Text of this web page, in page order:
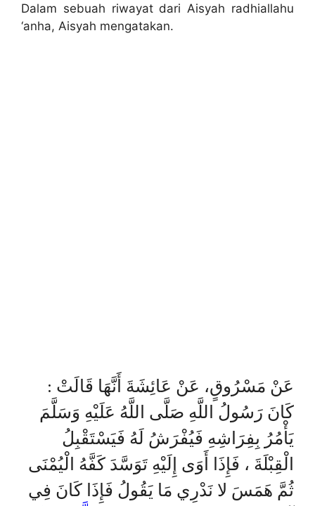
Dalam sebuah riwayat dari Aisyah radhiallahu
‘anha, Aisyah mengatakan.
عَنْ مَسْرُوقٍ، عَنْ عَائِشَةَ أَنَّهَا قَالَتْ :
كَانَ رَسُولُ اللَّهِ صَلَّى اللَّهُ عَلَيْهِ وَسَلَّمَ
يَأْمُرُ بِفِرَاشِهِ فَيُفْرَشُ لَهُ فَيَسْتَقْبِلُ
الْقِبْلَةَ ، فَإِذَا أَوَى إِلَيْهِ تَوَسَّدَ كَفَّهُ الْيُمْنَى
ثُمَّ هَمَسَ لا نَدْرِي مَا يَقُولُ فَإِذَا كَانَ فِي